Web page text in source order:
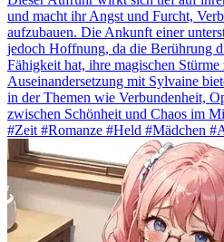
und macht ihr Angst und Furcht,
aufzubauen. Die Ankunft einer
jedoch Hoffnung, da die Berührung
Fähigkeit hat, ihre magischen
Auseinandersetzung mit Sylvaine
in der Themen wie Verbundenheit,
zwischen Schönheit und Chaos im
#Zeit #Romanze #Held #Mädchen